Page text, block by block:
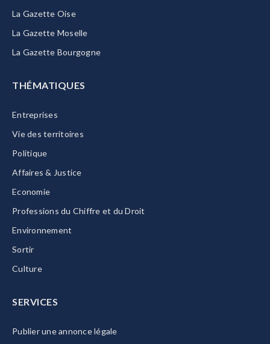
La Gazette Oise
La Gazette Moselle
La Gazette Bourgogne
THÉMATIQUES
Entreprises
Vie des territoires
Politique
Affaires & Justice
Economie
Professions du Chiffre et du Droit
Environnement
Sortir
Culture
SERVICES
Publier une annonce légale